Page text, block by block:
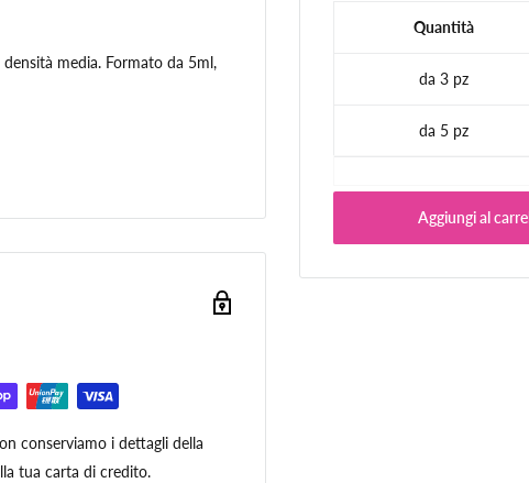
Quantità
da 3 pz
da 5 pz
Aggiungi al
media. Formato da 5ml,
conserviamo i dettagli della
tua carta di credito.